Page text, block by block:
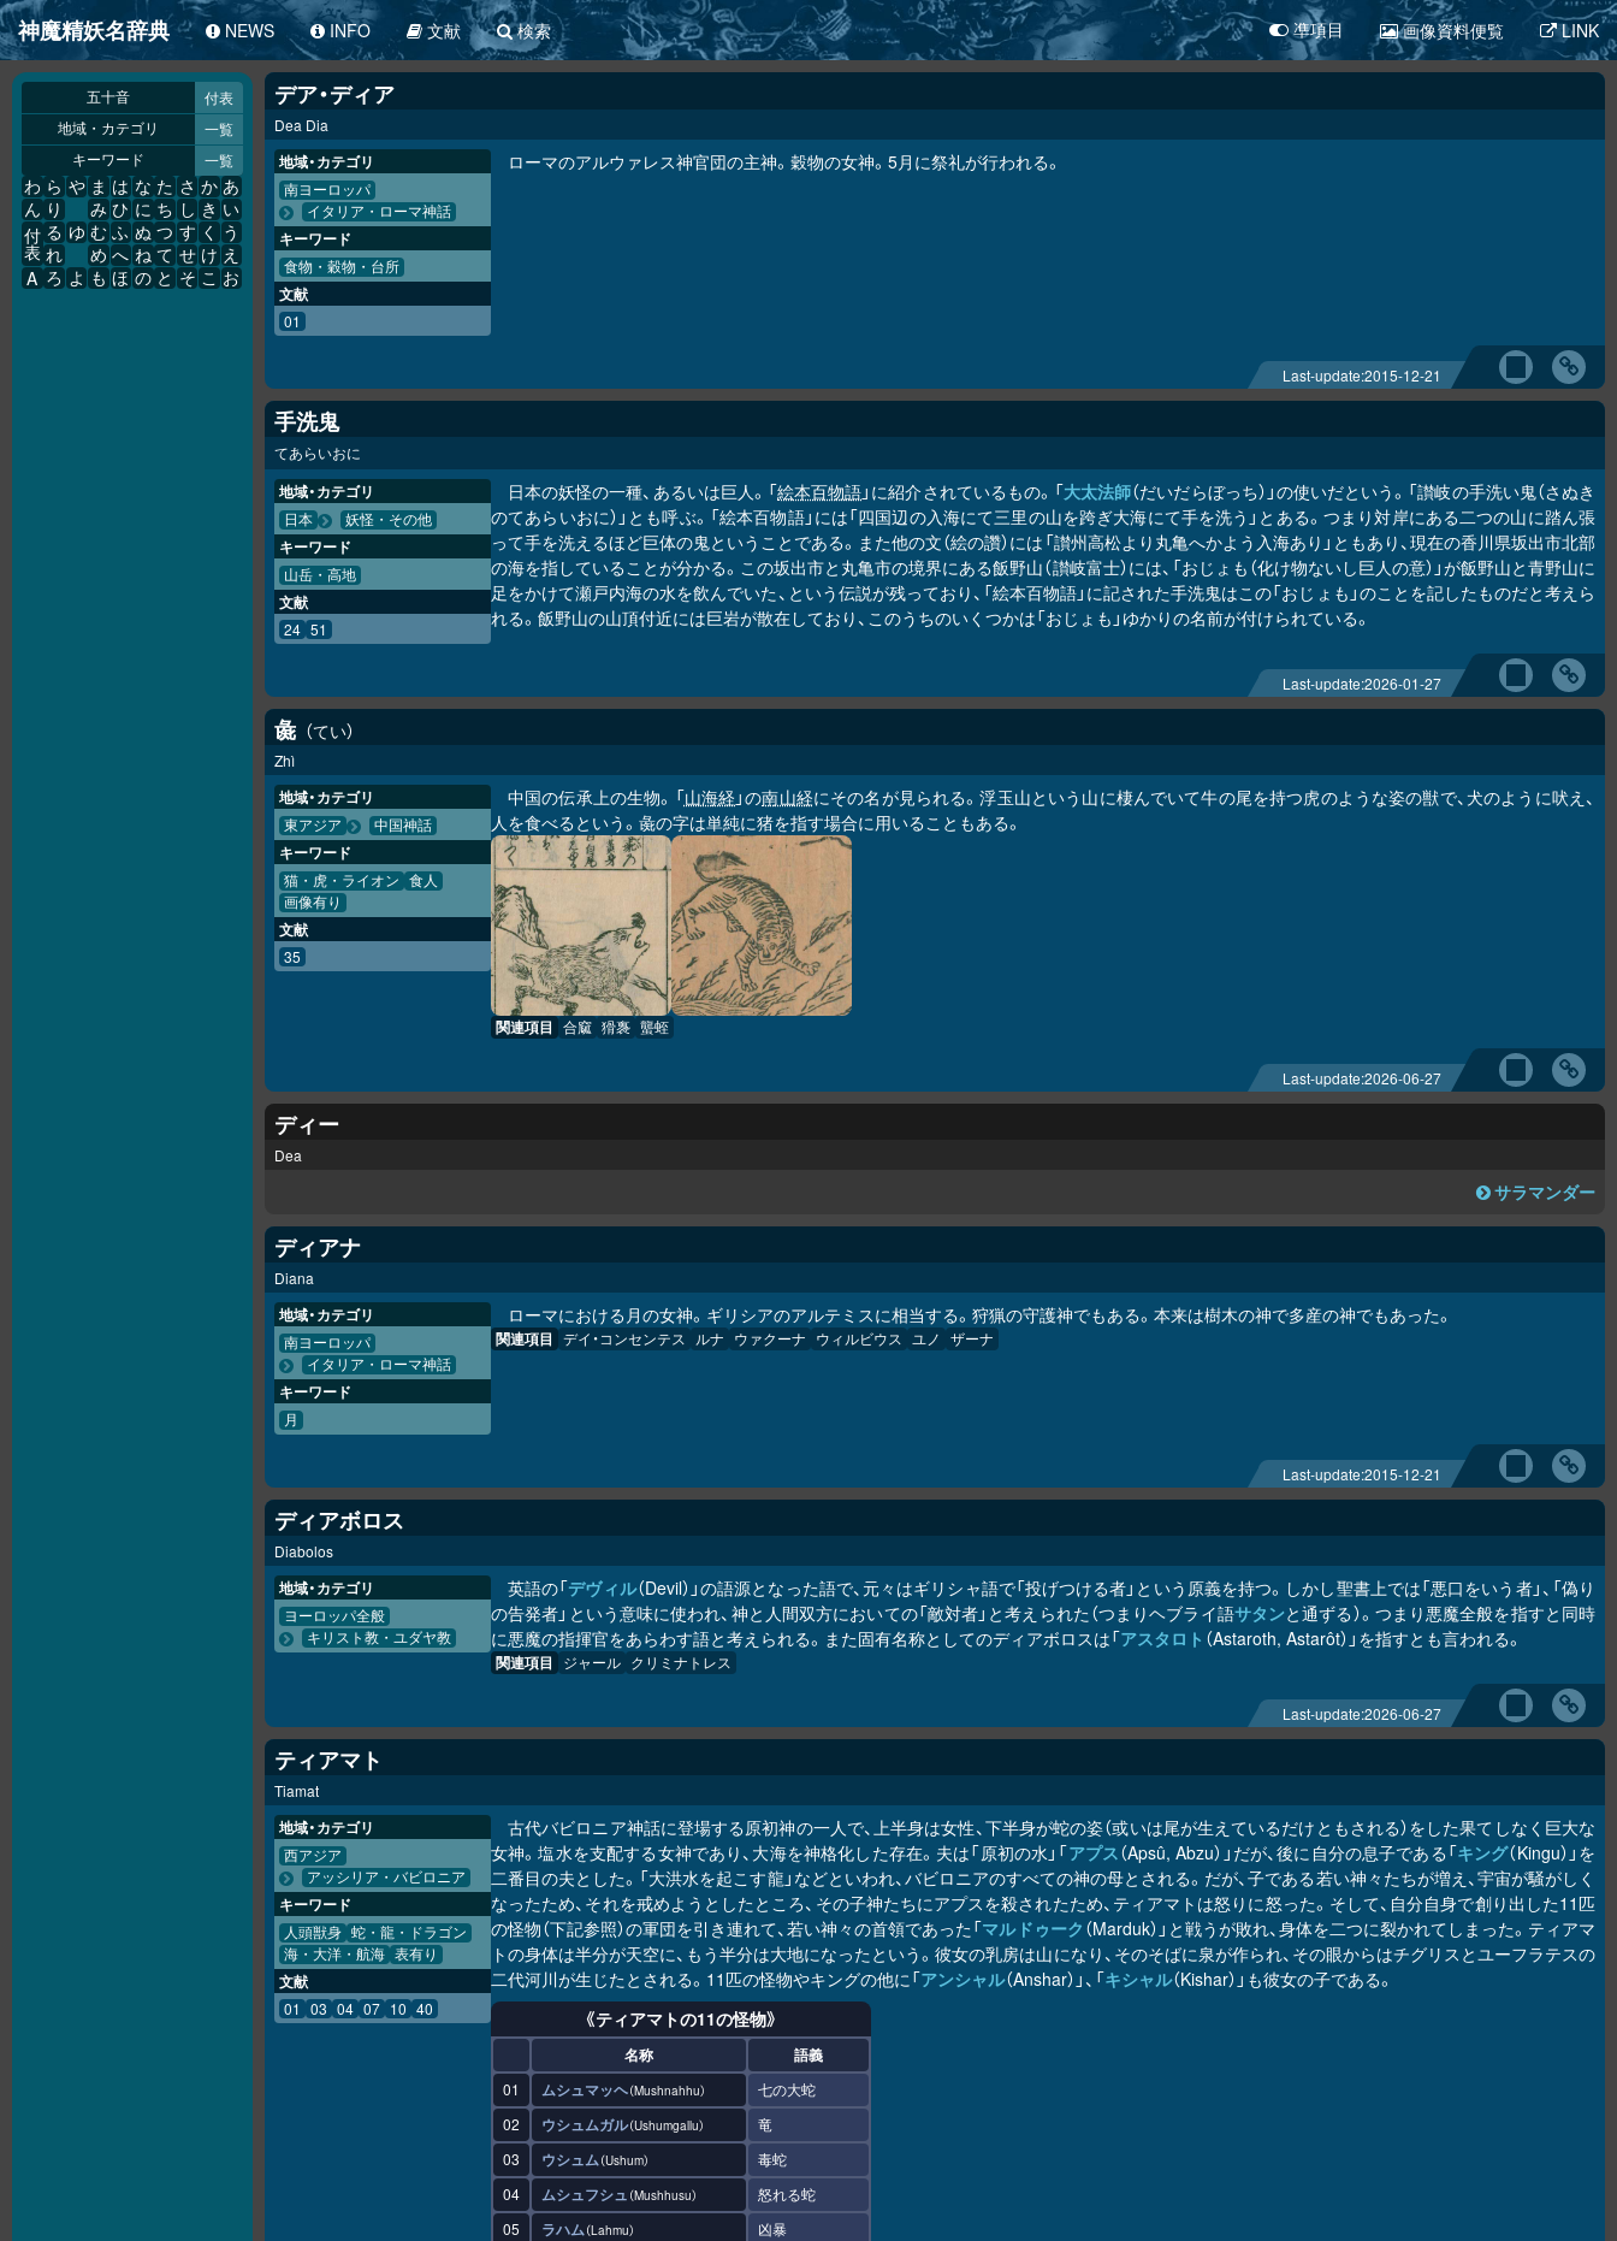
神魔精妖名辞典 NEWS INFO 文献 検索 凖項目 画像資料便覧 LINK
五十音 付表
地域・カテゴリ 一覧
キーワード 一覧
あ
い
う
え
お
か
き
く
け
こ
さ
し
す
せ
そ
た
ち
つ
て
と
な
に
ぬ
ね
の
は
ひ
ふ
へ
ほ
ま
み
む
め
も
や
ゆ
よ
ら
り
る
れ
ろ
わ
ん
付
表
A
デア・ディア
Dea Dia
ローマのアルウァレス神官団の主神。穀物の女神。5月に祭礼が行われる。
地域・カテゴリ
南ヨーロッパ
イタリア・ローマ神話
キーワード
食物・穀物・台所
文献
01
Last-update:2015-12-21
手洗鬼
てあらいおに
日本の妖怪の一種、あるいは巨人。「絵本百物語」に紹介されているもの。「大太法師（だいだらぼっち）」の使いだという。「讃岐の手洗い鬼（さぬき
のてあらいおに）」とも呼ぶ。「絵本百物語」には「四国辺の入海にて三里の山を跨ぎ大海にて手を洗う」とある。つまり対岸にある二つの山に踏ん張
って手を洗えるほど巨体の鬼ということである。また他の文（絵の讚）には「讃州高松より丸亀へかよう入海あり」ともあり、現在の香川県坂出市北部
の海を指していることが分かる。この坂出市と丸亀市の境界にある飯野山（讃岐富士）には、「おじょも（化け物ないし巨人の意）」が飯野山と青野山に
足をかけて瀬戸内海の水を飲んでいた、という伝説が残っており、「絵本百物語」に記された手洗鬼はこの「おじょも」のことを記したものだと考えら
れる。飯野山の山頂付近には巨岩が散在しており、このうちのいくつかは「おじょも」ゆかりの名前が付けられている。
地域・カテゴリ
日本 妖怪・その他
キーワード
山岳・高地
文献
24 51
Last-update:2026-01-27
彘 てい
Zhì
中国の伝承上の生物。「山海経 」の南山経にその名が見られる。浮玉山という山に棲んでいて牛の尾を持つ虎のような姿の獣で、犬のように吠え、
人を食べるという。彘の字は単純に猪を指す場合に用いることもある。
関連項目 合窳 猾褢 蠪蛭
地域・カテゴリ
東アジア 中国神話
キーワード
猫・虎・ライオン
食人
画像有り
文献
35
Last-update:2026-06-27
ディー
Dea
サラマンダー
ディアナ
Diana
ローマにおける月の女神。ギリシアのアルテミスに相当する。狩猟の守護神でもある。本来は樹木の神で多産の神でもあった。
関連項目 デイ・コンセンテス ルナ ウァクーナ ウィルビウス ユノ ザーナ
地域・カテゴリ
南ヨーロッパ
イタリア・ローマ神話
キーワード
月
Last-update:2015-12-21
ディアボロス
Diabolos
英語の「デヴィル（Devil）」の語源となった語で、元々はギリシャ語で「投げつける者」という原義を持つ。しかし聖書上では「悪口をいう者」、「偽り
の告発者」という意味に使われ、神と人間双方においての「敵対者」と考えられた（つまりヘブライ語サタンと通ずる）。つまり悪魔全般を指すと同時
に悪魔の指揮官をあらわす語と考えられる。また固有名称としてのディアボロスは「アスタロト （Astaroth, Astarôt）」を指すとも言われる。
関連項目 ジャール クリミナトレス
地域・カテゴリ
ヨーロッパ全般
キリスト教・ユダヤ教
Last-update:2026-06-27
ティアマト
Tiamat
古代バビロニア神話に登場する原初神の一人で、上半身は女性、下半身が蛇の姿（或いは尾が生えているだけともされる）をした果てしなく巨大な
女神。塩水を支配する女神であり、大海を神格化した存在。夫は「原初の水」「アプス（Apsû, Abzu）」だが、後に自分の息子である「キング（Kingu）」を
二番目の夫とした。「大洪水を起こす龍」などといわれ、バビロニアのすべての神の母とされる。だが、子である若い神々たちが増え、宇宙が騒がしく
なったため、それを戒めようとしたところ、その子神たちにアプスを殺されたため、ティアマトは怒りに怒った。そして、自分自身で創り出した11匹
の怪物（下記参照）の軍団を引き連れて、若い神々の首領であった「マルドゥーク （Marduk）」と戦うが敗れ、身体を二つに裂かれてしまった。ティアマ
トの身体は半分が天空に、もう半分は大地になったという。彼女の乳房は山になり、そのそばに泉が作られ、その眼からはチグリスとユーフラテスの
二代河川が生じたとされる。11匹の怪物やキングの他に「アンシャル（Anshar）」、「キシャル（Kishar）」も彼女の子である。
《ティアマトの11の怪物》
名称 語義
01 ムシュマッヘ Mushnahhu
七の大蛇
02
ウシュムガル Ushumgallu
竜
03
ウシュム Ushum
毒蛇
04
ムシュフシュ Mushhusu
怒れる蛇
05
ラハム Lahmu
凶暴
地域・カテゴリ
西アジア
アッシリア・バビロニア
キーワード
人頭獣身 蛇・龍・ドラゴン
海・大洋・航海 表有り
文献
01 03 04 07 10 40